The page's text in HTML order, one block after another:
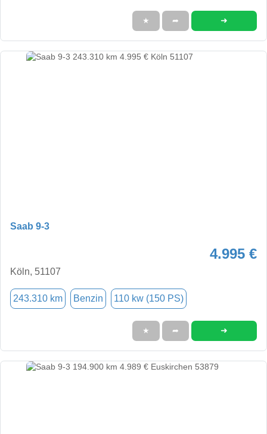
★ ➦ ➜
Saab 9-3
4.995 €
Köln, 51107
243.310 km Benzin 110 kw (150 PS)
★ ➦ ➜